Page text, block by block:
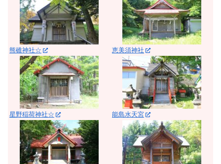
熊碓神社☆
星野稲荷神社☆
恵美須神社
能島水天宮